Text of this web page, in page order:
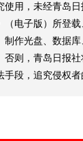
用，未经青岛
电子版）所登
作光盘、数据
则，青岛日报
段，追究侵权者